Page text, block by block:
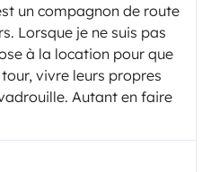
un compagnon de route
Lorsque je ne suis pas
à la location pour que
vivre leurs propres
Autant en faire